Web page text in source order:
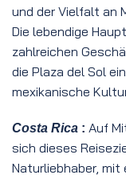
und der Vielfalt an
Die lebendige
zahlreichen
die Plaza del Sol
mexikanische
Costa Rica : Auf
sich dieses
Naturliebhaber, mit